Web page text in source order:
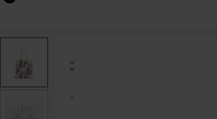
www.emp-